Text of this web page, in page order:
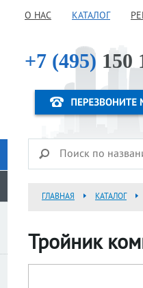
О НАС КАТАЛОГ
+7 (495) 150
ГЛАВНАЯ КАТАЛОГ
Тройник